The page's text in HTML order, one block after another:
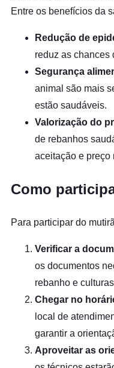
Entre os benefícios da
Redução de
reduz as chances
Segurança
animal são mais
estão saudáveis.
Valorização do
de rebanhos
aceitação e preço
Como
Para participar do
Verificar a
os documentos
rebanho e
Chegar no
local de
garantir a
Aproveitar as